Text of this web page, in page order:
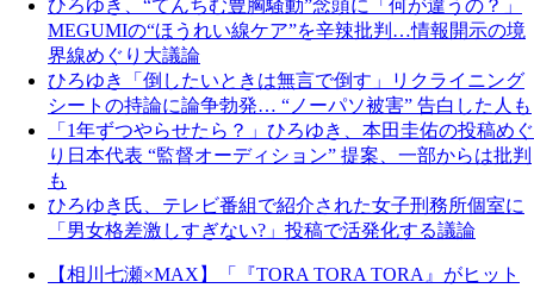
ひろゆき、“てんちむ豊胸騒動”念頭に「何が違うの？」
MEGUMIの“ほうれい線ケア”を辛辣批判…情報開示の境
界線めぐり大議論
ひろゆき「倒したいときは無言で倒す」リクライニング
シートの持論に論争勃発… “ノーパソ被害” 告白した人も
「1年ずつやらせたら？」ひろゆき、本田圭佑の投稿めぐ
り日本代表 “監督オーディション” 提案、一部からは批判
も
ひろゆき氏、テレビ番組で紹介された女子刑務所個室に
「男女格差激しすぎない?」投稿で活発化する議論
【相川七瀬×MAX】「『TORA TORA TORA』がヒット